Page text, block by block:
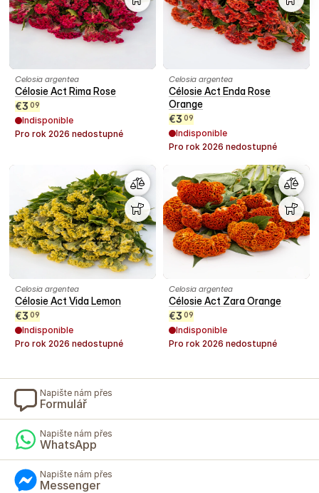
Celosia argentea
Célosie Act Rima Rose
€3 09
Indisponible
Pro rok 2026 nedostupné
Celosia argentea
Célosie Act Enda Rose
Orange
€3 09
Indisponible
Pro rok 2026 nedostupné
Celosia argentea
Célosie Act Vida Lemon
€3 09
Indisponible
Pro rok 2026 nedostupné
Celosia argentea
Célosie Act Zara Orange
€3 09
Indisponible
Pro rok 2026 nedostupné
Napište nám přes
Formulář
Napište nám přes
WhatsApp
Napište nám přes
Messenger